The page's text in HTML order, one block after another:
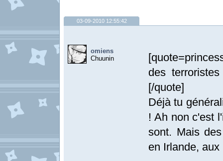
03-09-2010 12:55:42
omiens
Chuunin
des
[/quote]
Déjà tu
! Ah non c'est
sont. Mais
en Irlande,